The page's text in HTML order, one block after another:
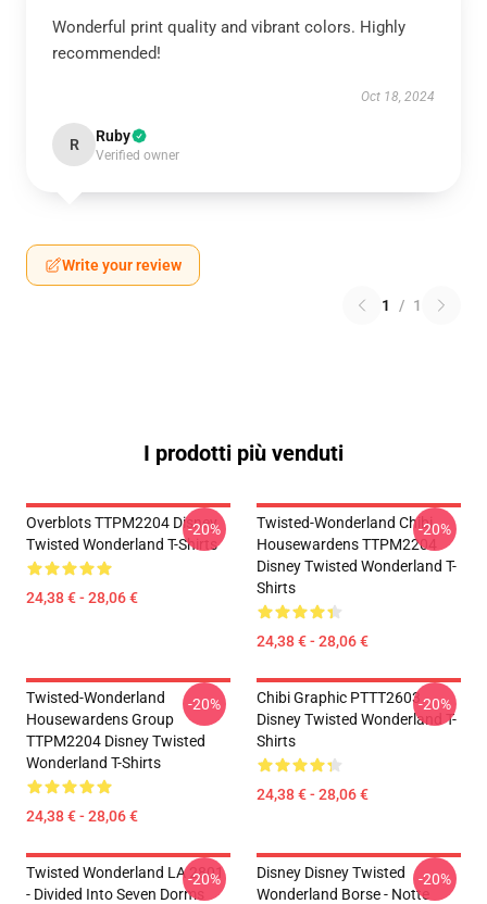
Wonderful print quality and vibrant colors. Highly
recommended!
Oct 18, 2024
R Ruby
Verified owner
Write your review
1 / 1
I prodotti più venduti
Overblots TTPM2204 Disney
Twisted Wonderland T-Shirts
24,38 € - 28,06 €
-20%
Twisted-Wonderland Chibi
Housewardens TTPM2204
Disney Twisted Wonderland T-
Shirts
24,38 € - 28,06 €
-20%
Twisted-Wonderland
Housewardens Group
TTPM2204 Disney Twisted
Wonderland T-Shirts
24,38 € - 28,06 €
-20%
Chibi Graphic PTTT2603
Disney Twisted Wonderland T-
Shirts
24,38 € - 28,06 €
-20%
Twisted Wonderland LA 2801
- Divided Into Seven Dorms
-20%
Disney Disney Twisted
Wonderland Borse - Notte
-20%